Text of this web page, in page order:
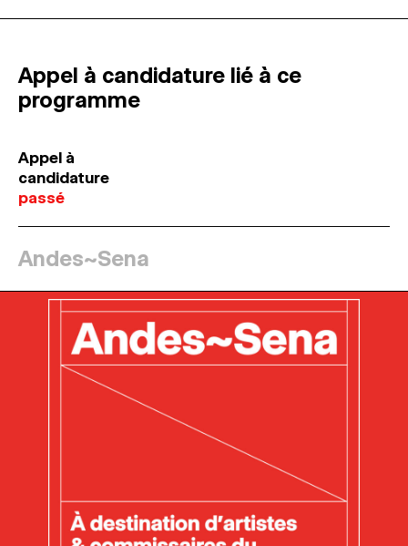
Appel à candidature lié à ce
programme
Appel à
candidature
passé
Andes~Sena